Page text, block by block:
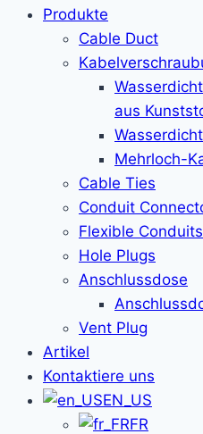
Produkte
Cable Duct
aus
Mehrloch-
Cable Ties
Conduit
Flexible Conduits
Hole Plugs
Anschlussdose
Vent Plug
Artikel
Kontaktiere uns
EN_US
FR